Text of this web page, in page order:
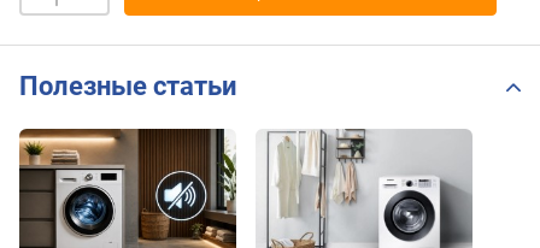
Полезные статьи